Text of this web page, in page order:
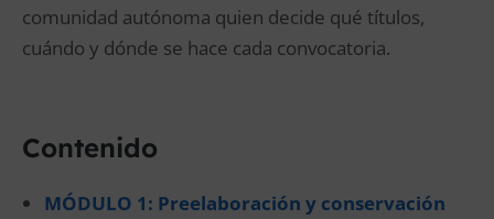
comunidad autónoma quien decide qué títulos,
cuándo y dónde se hace cada convocatoria.
Contenido
MÓDULO 1: Preelaboración y conservación